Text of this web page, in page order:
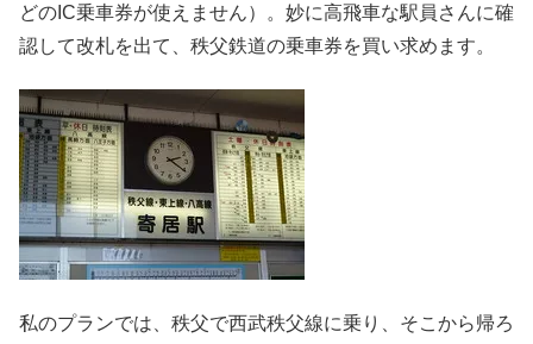
どのIC乗車券が使えません）。妙に高飛車な駅員さんに確
認して改札を出て、秩父鉄道の乗車券を買い求めます。
私のプランでは、秩父で西武秩父線に乗り、そこから帰ろ